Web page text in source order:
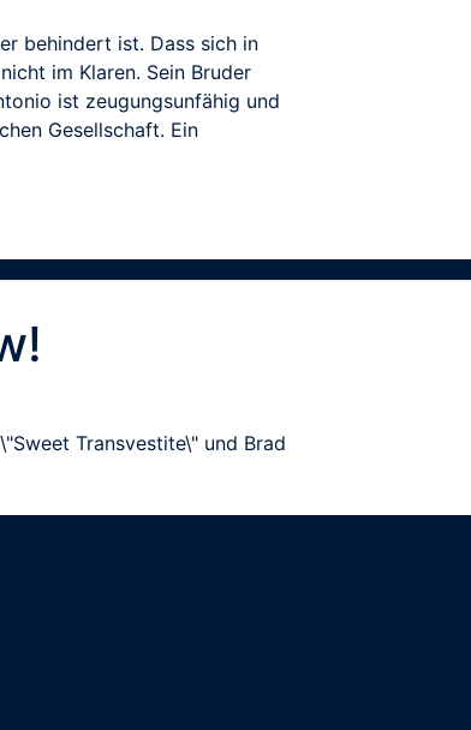
behindert ist. Dass sich in
im Klaren. Sein Bruder
ist zeugungsunfähig und
Gesellschaft. Ein
Transvestite\" und Brad